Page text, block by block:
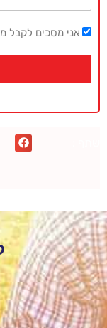
אני מסכים לקבל